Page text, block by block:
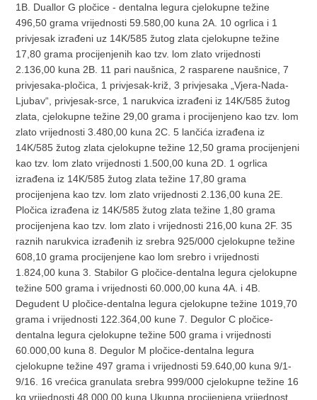
1B. Duallor G pločice - dentalna legura cjelokupne težine
496,50 grama vrijednosti 59.580,00 kuna 2A. 10 ogrlica i 1
privjesak izrađeni uz 14K/585 žutog zlata cjelokupne težine
17,80 grama procijenjenih kao tzv. lom zlato vrijednosti
2.136,00 kuna 2B. 11 pari naušnica, 2 rasparene naušnice, 7
privjesaka-pločica, 1 privjesak-križ, 3 privjesaka „Vjera-Nada-
Ljubav“, privjesak-srce, 1 narukvica izrađeni iz 14K/585 žutog
zlata, cjelokupne težine 29,00 grama i procijenjeno kao tzv. lom
zlato vrijednosti 3.480,00 kuna 2C. 5 lančića izrađena iz
14K/585 žutog zlata cjelokupne težine 12,50 grama procijenjeni
kao tzv. lom zlato vrijednosti 1.500,00 kuna 2D. 1 ogrlica
izrađena iz 14K/585 žutog zlata težine 17,80 grama
procijenjena kao tzv. lom zlato vrijednosti 2.136,00 kuna 2E.
Pločica izrađena iz 14K/585 žutog zlata težine 1,80 grama
procijenjena kao tzv. lom zlato i vrijednosti 216,00 kuna 2F. 35
raznih narukvica izrađenih iz srebra 925/000 cjelokupne težine
608,10 grama procijenjene kao lom srebro i vrijednosti
1.824,00 kuna 3. Stabilor G pločice-dentalna legura cjelokupne
težine 500 grama i vrijednosti 60.000,00 kuna 4A. i 4B.
Degudent U pločice-dentalna legura cjelokupne težine 1019,70
grama i vrijednosti 122.364,00 kune 7. Degulor C pločice-
dentalna legura cjelokupne težine 500 grama i vrijednosti
60.000,00 kuna 8. Degulor M pločice-dentalna legura
cjelokupne težine 497 grama i vrijednosti 59.640,00 kuna 9/1-
9/16. 16 vrećica granulata srebra 999/000 cjelokupne težine 16
kg vrijednosti 48.000,00 kuna Ukupna procijenjena vrijednost